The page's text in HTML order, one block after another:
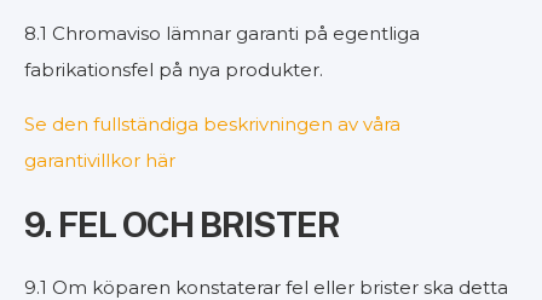
8.1 Chromaviso lämnar garanti på egentliga
fabrikationsfel på nya produkter.
Se den fullständiga beskrivningen av våra
garantivillkor här
9. FEL OCH BRISTER
9.1 Om köparen konstaterar fel eller brister ska detta